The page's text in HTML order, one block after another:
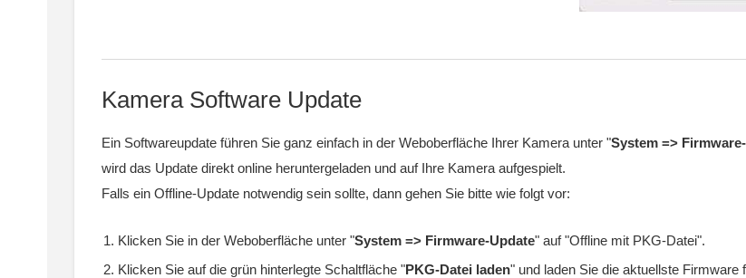
Kamera Software Update
Ein Softwareupdate führen Sie ganz einfach in der Weboberfläche Ihrer Kamera unter "System =>
wird das Update direkt online heruntergeladen und auf Ihre Kamera aufgespielt.
Falls ein Offline-Update notwendig sein sollte, dann gehen Sie bitte wie folgt vor:
Klicken Sie in der Weboberfläche unter "System => Firmware-Update" auf "Offline mit PKG-Datei".
Klicken Sie auf die grün hinterlegte Schaltfläche "PKG-Datei laden" und laden Sie die aktuellste Firmware